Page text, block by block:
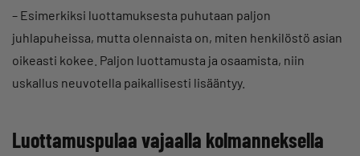
– Esimerkiksi luottamuksesta puhutaan paljon
juhlapuheissa, mutta olennaista on, miten henkilöstö asian
oikeasti kokee. Paljon luottamusta ja osaamista, niin
uskallus neuvotella paikallisesti lisääntyy.
Luottamuspulaa vajaalla kolmanneksella